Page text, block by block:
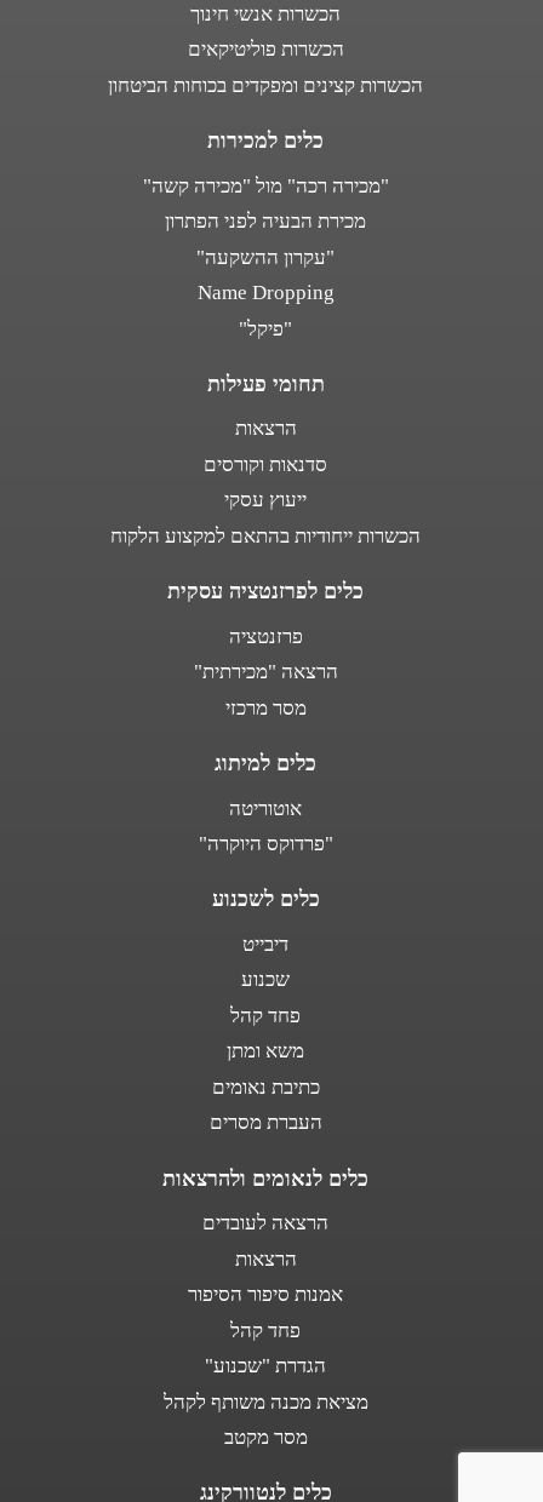
הכשרות אנשי חינוך
הכשרות פוליטיקאים
הכשרות קצינים ומפקדים בכוחות הביטחון
כלים למכירות
"מכירה רכה" מול "מכירה קשה"
מכירת הבעיה לפני הפתרון
"עקרון ההשקעה"
Name Dropping
"פיקל"
תחומי פעילות
הרצאות
סדנאות וקורסים
ייעוץ עסקי
הכשרות ייחודיות בהתאם למקצוע הלקוח
כלים לפרזנטציה עסקית
פרזנטציה
הרצאה "מכירתית"
מסר מרכזי
כלים למיתוג
אוטוריטה
"פרדוקס היוקרה"
כלים לשכנוע
דיבייט
שכנוע
פחד קהל
משא ומתן
כתיבת נאומים
העברת מסרים
כלים לנאומים ולהרצאות
הרצאה לעובדים
הרצאות
אמנות סיפור הסיפור
פחד קהל
הגדרת "שכנוע"
מציאת מכנה משותף לקהל
מסר מקטב
כלים לנטוורקינג